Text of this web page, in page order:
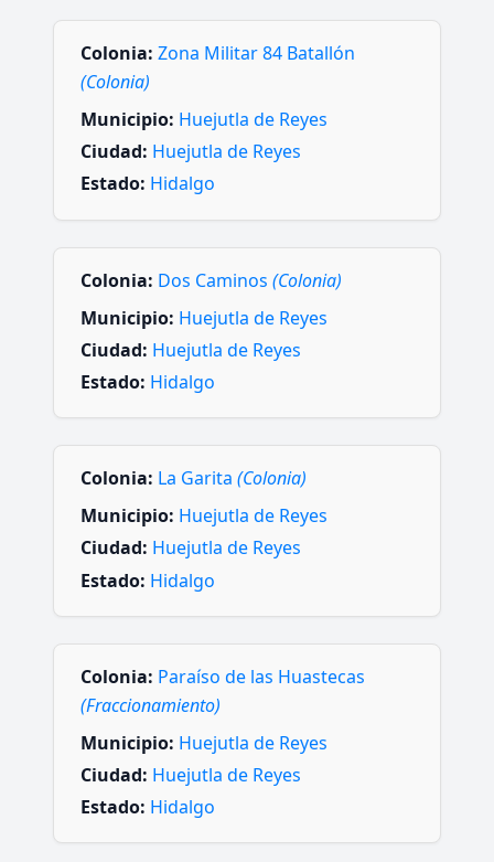
Colonia: Zona Militar 84 Batallón
(Colonia)
Municipio: Huejutla de Reyes
Ciudad: Huejutla de Reyes
Estado: Hidalgo
Colonia: Dos Caminos (Colonia)
Municipio: Huejutla de Reyes
Ciudad: Huejutla de Reyes
Estado: Hidalgo
Colonia: La Garita (Colonia)
Municipio: Huejutla de Reyes
Ciudad: Huejutla de Reyes
Estado: Hidalgo
Colonia: Paraíso de las Huastecas
(Fraccionamiento)
Municipio: Huejutla de Reyes
Ciudad: Huejutla de Reyes
Estado: Hidalgo